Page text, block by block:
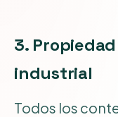
3.
industrial
Todos los